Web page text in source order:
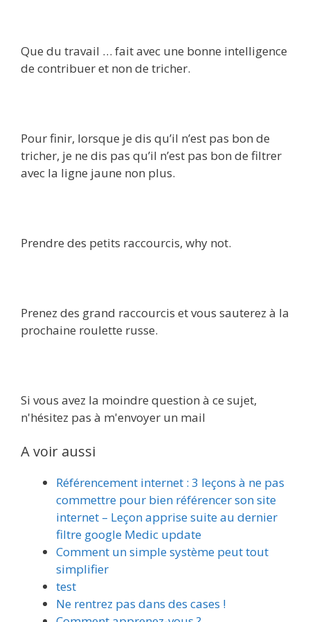
Que du travail … fait avec une bonne intelligence
de contribuer et non de tricher.
Pour finir, lorsque je dis qu’il n’est pas bon de
tricher, je ne dis pas qu’il n’est pas bon de filtrer
avec la ligne jaune non plus.
Prendre des petits raccourcis, why not.
Prenez des grand raccourcis et vous sauterez à la
prochaine roulette russe.
Si vous avez la moindre question à ce sujet,
n'hésitez pas à m'envoyer un mail
A voir aussi
Référencement internet : 3 leçons à ne pas
commettre pour bien référencer son site
internet – Leçon apprise suite au dernier
filtre google Medic update
Comment un simple système peut tout
simplifier
test
Ne rentrez pas dans des cases !